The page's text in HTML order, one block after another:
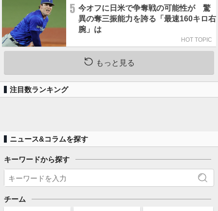
5 今オフに日米で争奪戦の可能性が 驚
異の奪三振能力を誇る「最速160キロ右
腕」は
HOT TOPIC
もっと見る
注目数ランキング
ニュース&コラムを探す
キーワードから探す
チーム